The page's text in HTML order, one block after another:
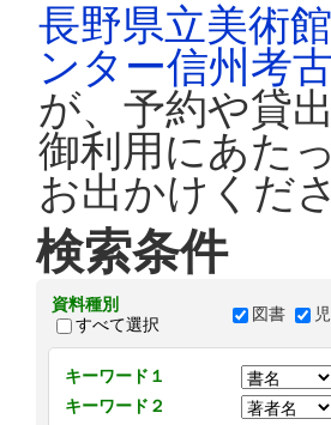
長野県立美術
ンター信州考
が、予約や貸
御利用にあた
お出かけくだ
検索条件
資料種別
すべて選択
図書
キーワード１
キーワード２